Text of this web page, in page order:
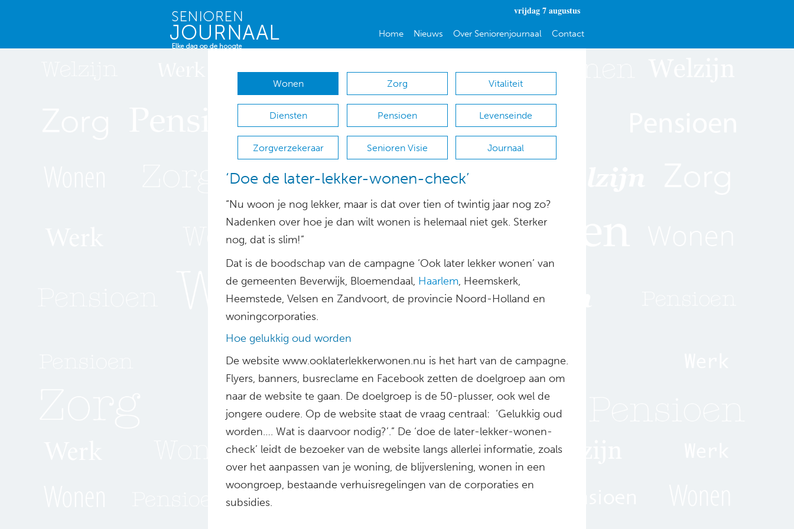
vrijdag 7 augustus
Home Nieuws Over Seniorenjournaal Contact
Wonen Zorg Vitaliteit
Diensten Pensioen Levenseinde
Zorgverzekeraar Senioren Visie Journaal
‘Doe de later-lekker-wonen-check’
“Nu woon je nog lekker, maar is dat over tien of twintig jaar nog zo?
Nadenken over hoe je dan wilt wonen is helemaal niet gek. Sterker
nog, dat is slim!”
Dat is de boodschap van de campagne ‘Ook later lekker wonen’ van
de gemeenten Beverwijk, Bloemendaal, Haarlem, Heemskerk,
Heemstede, Velsen en Zandvoort, de provincie Noord-Holland en
woningcorporaties.
Hoe gelukkig oud worden
De website www.ooklaterlekkerwonen.nu is het hart van de campagne.
Flyers, banners, busreclame en Facebook zetten de doelgroep aan om
naar de website te gaan. De doelgroep is de 50-plusser, ook wel de
jongere oudere. Op de website staat de vraag centraal: ‘Gelukkig oud
worden…. Wat is daarvoor nodig?’.” De ‘doe de later-lekker-wonen-
check’ leidt de bezoeker van de website langs allerlei informatie, zoals
over het aanpassen van je woning, de blijverslening, wonen in een
woongroep, bestaande verhuisregelingen van de corporaties en
subsidies.